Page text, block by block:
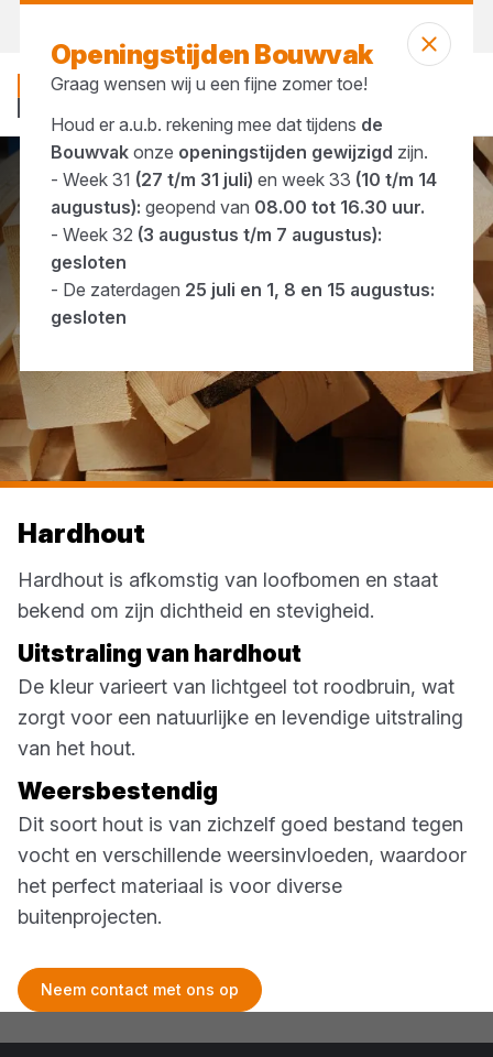
... Hardhout
Hardhout
Hardhout is afkomstig van loofbomen en staat
bekend om zijn dichtheid en stevigheid.
Uitstraling van hardhout
De kleur varieert van lichtgeel tot roodbruin, wat
zorgt voor een natuurlijke en levendige uitstraling
van het hout.
Weersbestendig
Dit soort hout is van zichzelf goed bestand tegen
vocht en verschillende weersinvloeden, waardoor
het perfect materiaal is voor diverse
buitenprojecten.
Neem contact met ons op
Openingstijden Bouwvak
Graag wensen wij u een fijne zomer toe!
Houd er a.u.b. rekening mee dat tijdens de
Bouwvakonze openingstijden gewijzigd zijn.
- Week 31 (27 t/m 31 juli) en week 33 (10 t/m 14
augustus): geopend van 08.00 tot 16.30 uur.
- Week 32 (3 augustus t/m 7 augustus):
gesloten
- De zaterdagen 25 juli en 1, 8 en 15 augustus:
gesloten